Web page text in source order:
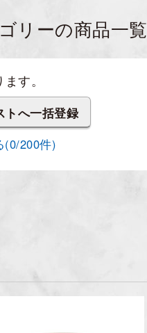
リーの商品一覧
す。
トへ一括登録
(0/200件)